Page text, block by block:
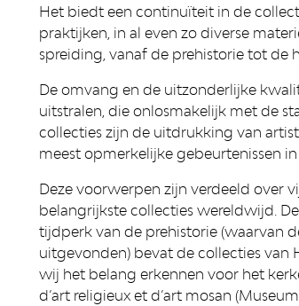
Het biedt een continuïteit in de
praktijken, in al even zo diverse
spreiding, vanaf de prehistorie tot de
De omvang en de uitzonderlijke
uitstralen, die onlosmakelijk met de
collecties zijn de uitdrukking van
meest opmerkelijke gebeurtenissen
Deze voorwerpen zijn verdeeld over
belangrijkste collecties wereldwijd.
tijdperk van de prehistorie (waarvan
uitgevonden) bevat de collecties van
wij het belang erkennen voor het
d’art religieux et d’art mosan